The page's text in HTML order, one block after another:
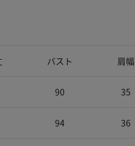
バスト 肩幅
90 35
94 36